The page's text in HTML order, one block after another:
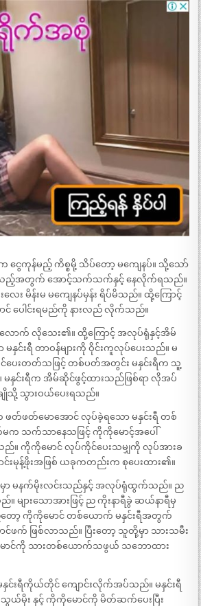
က ငွေကုန်မည့် ကိစ္စမို့ သိပ်တော့ မကျေနပ်။ သို့သော်
သည့်အတွက် အောင့်သက်သက်နှင့် နေလိုက်ရသည်။
း မိန်းမ မကျေနပ်မှန်း ရိပ်မိသည်။ ထို့ကြောင့်
ာင် ပေါင်းရမည်ကို နားလည် လိုက်သည်။
ောက် လိုသေး၏။ ထို့ကြောင့် အလုပ်ရုံနှင့်အိမ်
နှင်းရီ တာဝန်များကို ဝိုင်းကူလုပ်ပေးသည်။ မ
င်ပေးတတ်သဖြင့် တစ်ပတ်အတွင်း မနှင်းရီက သူ့
နှင်းရီက အိမ်ဆိုင်ဖွင့်ထားသည်ဖြစ်ရာ လိုအပ်
ချိုသို့ သွားဝယ်ပေးရသည်။
တ်ဖတ်မောအောင် လုပ်ခဲ့ရသော မနှင်းရီ တစ်
သက်သာနေသဖြင့် ကိုကိုမောင့်အပေါ်
။ ကိုကိုမောင် လုပ်ကိုင်ပေးသမျှကို လုပ်အားခ
းမုန့်ဖိုးအဖြစ် ယခုကတည်းက စုပေးထား၏။
န်မှာ မနက်မိုးလင်းသည်နှင့် အလုပ်ရုံထွက်သည်။ ည
။ များသောအားဖြင့် ည ကိုးနာရီခွဲ ဆယ်နာရီမှ
ော့ ကိုကိုမောင် တစ်ယောက် မနှင်းရီအတွက်
င်ဖက် ဖြစ်လာသည်။ ပြီးတော့ သူတို့မှာ သားသမီး
ောင်ကို သားတစ်ယောက်သဖွယ် သဘောထား
နှင်းရီကိုယ်တိုင် ကျောင်းလိုက်အပ်သည်။ မနှင်းရီ
ယ်မိုး နှင့် ကိုကိုမောင်ကို မိတ်ဆက်ပေးပြီး